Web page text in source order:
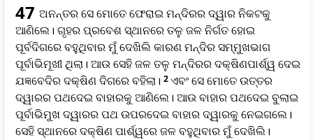
47 ଅନନ୍ତର ସେ ମୋତେ ଫେରାଇ ମନ୍ଦିରର ଦ୍ୱାର ନିକଟକୁ
ଆଣିଲେ। ଗୃହର ପ୍ରବେଶ ସ୍ଥାନରେ ତଳୁ ଜଳ ନିର୍ଗତ ହୋଇ
ପୂର୍ବଦିଗରେ ବହୁଥିବାର ମୁଁ ଦେଖିଲି କାରଣ ମନ୍ଦିର ସମ୍ମୁଖଭାଗ
ପୂର୍ବାଭିମୂଖୀ ଥିଲା। ଆଉ ସେହି ଜଳ ତଳୁ ମନ୍ଦିରର ଦକ୍ଷିଣପାର୍ଶ୍ୱ ଦେଇ
ଯଜ୍ଞବେଦିର ଦକ୍ଷିଣ ଦିଗରେ ବହିଲା। 2ଏବଂ ସେ ମୋତେ ଉତ୍ତର
ଦ୍ୱାରର ପଥଦେଇ ବାହାରକୁ ଆଣିଲେ। ଆଉ ବାହାର ପଥଦେଇ ବୁଲାଇ
ପୂର୍ବାଭିମୁଖ ଦ୍ୱାରର ପଥ ଉପରଦେଇ ବାହାର ଦ୍ୱାରକୁ ନେଇଗଲେ।
ସେହି ସ୍ଥାନରେ ଦକ୍ଷିଣ ପାର୍ଶ୍ୱରେ ଜଳ ବହୁଥିବାର ମୁଁ ଦେଖିଲି।